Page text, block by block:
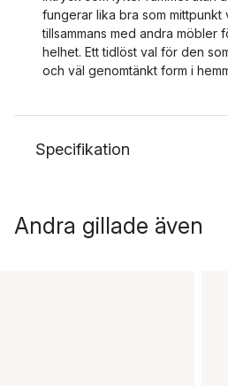
fungerar lika bra som
tillsammans med andra möbler
helhet. Ett tidlöst val för den
och väl genomtänkt form i
Specifikation
Andra gillade även